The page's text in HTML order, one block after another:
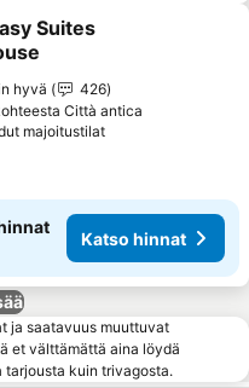
suosikkeihin
Suites
hyvä
426
Città antica
majoitustilat
Katso hinnat
ja saatavuus muuttuvat
et välttämättä aina löydä
tarjousta kuin trivagosta.